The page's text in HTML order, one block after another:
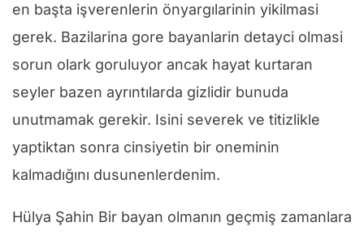
en başta işverenlerin önyargılarinin yikilmasi
gerek. Bazilarina gore bayanlarin detayci olmasi
sorun olark goruluyor ancak hayat kurtaran
seyler bazen ayrıntılarda gizlidir bunuda
unutmamak gerekir. Isini severek ve titizlikle
yaptiktan sonra cinsiyetin bir oneminin
kalmadığını dusunenlerdenim.
Hülya Şahin Bir bayan olmanın geçmiş zamanlara